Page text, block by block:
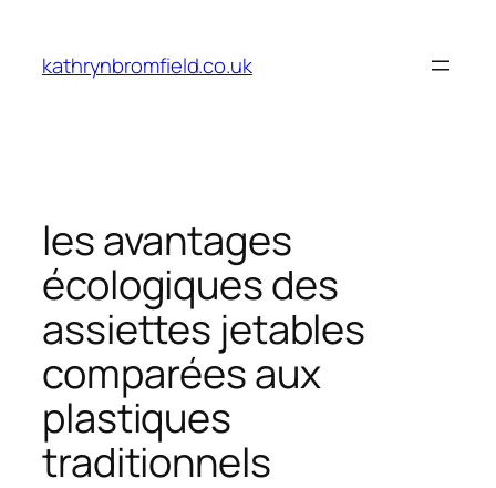
content
kathrynbromfield.co.uk
les avantages
écologiques des
assiettes jetables
comparées aux
plastiques
traditionnels